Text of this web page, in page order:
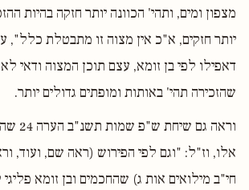
מצפון ומים, ותהי' הכוונה יותר חזקה בהיות
יותר חזקים, א"כ אין מצוה זו מתבטלת כלל",
דאפילו לפי בן זומא, עצם תוכן המצוה ודאי
שהזכירה תהי' באותות ומופתים גדולים יותר.
וראה
אלו, וז"ל: "וגם לפי הפירוש (ראה שם, ועוד,
חי"ב מילואים אות ג) שהחכמים ובן זומא